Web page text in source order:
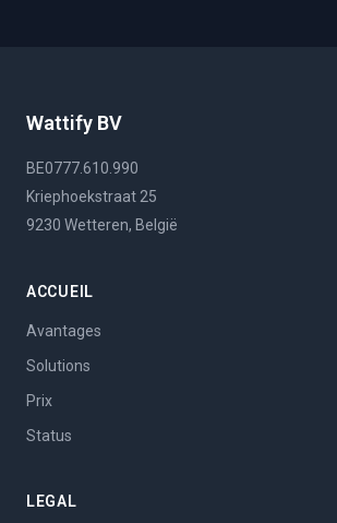
Wattify BV
BE0777.610.990
Kriephoekstraat 25
9230 Wetteren, België
ACCUEIL
Avantages
Solutions
Prix
Status
LEGAL